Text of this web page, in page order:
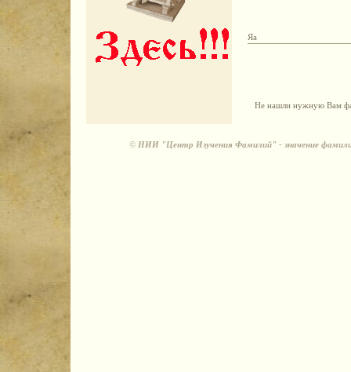
Яа
Не нашли нужную Вам
© НИИ "Центр Изучения Фамилий" - значение